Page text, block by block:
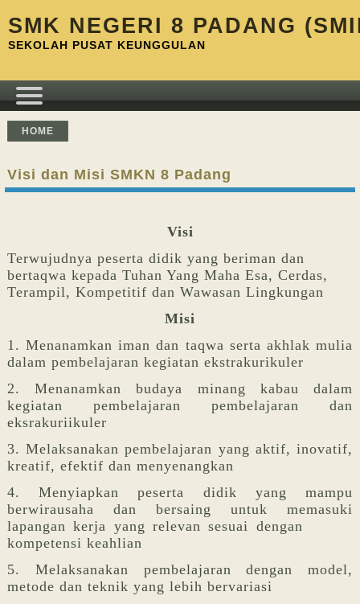
SMK NEGERI 8 PADANG
SEKOLAH PUSAT KEUNGGULAN
HOME
Visi dan Misi SMKN 8 Padang
Visi
Terwujudnya peserta didik yang beriman dan
bertaqwa kepada Tuhan Yang Maha Esa, Cerdas,
Terampil, Kompetitif dan Wawasan Lingkungan
Misi
1. Menanamkan iman dan taqwa serta akhlak mulia
dalam pembelajaran kegiatan ekstrakurikuler
2. Menanamkan budaya minang kabau dalam
kegiatan pembelajaran pembelajaran dan
eksrakuriikuler
3. Melaksanakan pembelajaran yang aktif, inovatif,
kreatif, efektif dan menyenangkan
4. Menyiapkan peserta didik yang mampu
berwirausaha dan bersaing untuk memasuki
lapangan kerja yang relevan sesuai dengan
kompetensi keahlian
5. Melaksanakan pembelajaran dengan model,
metode dan teknik yang lebih bervariasi